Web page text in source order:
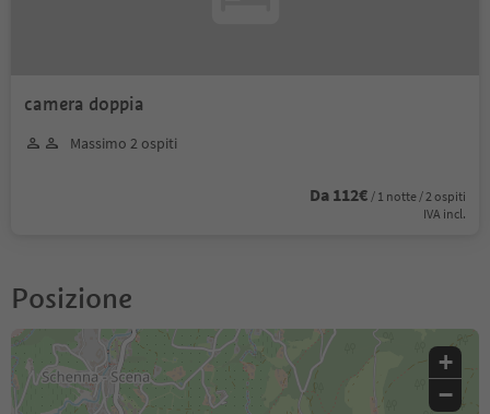
camera doppia
Massimo 2 ospiti
Da 112€ / 1 notte / 2 ospiti
IVA incl.
Posizione
+
−